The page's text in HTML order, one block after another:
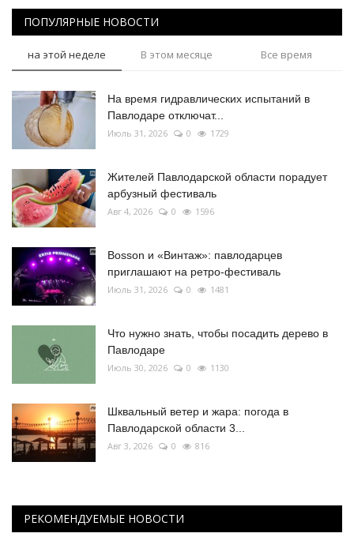
ПОПУЛЯРНЫЕ НОВОСТИ
на этой неделе В этом месяце Все время
На время гидравлических испытаний в
Павлодаре отключат...
Июль 31, 2026 0 1729
Жителей Павлодарской области порадует
арбузный фестиваль
Авг 4, 2026 0 1596
Bosson и «Винтаж»: павлодарцев
приглашают на ретро-фестиваль
Июль 31, 2026 0 1481
Что нужно знать, чтобы посадить дерево в
Павлодаре
Июль 30, 2026 0 1130
Шквальный ветер и жара: погода в
Павлодарской области 3...
Авг 3, 2026 0 816
РЕКОМЕНДУЕМЫЕ НОВОСТИ